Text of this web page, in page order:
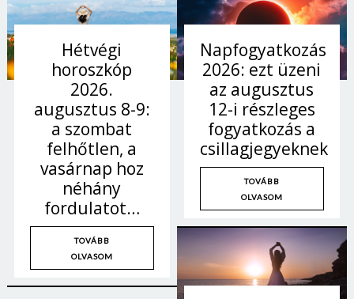
Hétvégi
horoszkóp
2026.
augusztus 8-9:
a szombat
felhőtlen, a
vasárnap hoz
néhány
fordulatot…
TOVÁBB
OLVASOM
Napfogyatkozás
2026: ezt üzeni
az augusztus
12-i részleges
fogyatkozás a
csillagjegyeknek
TOVÁBB
OLVASOM